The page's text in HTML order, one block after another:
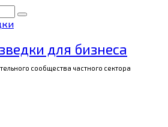
для бизнеса
сообщества частного сектора